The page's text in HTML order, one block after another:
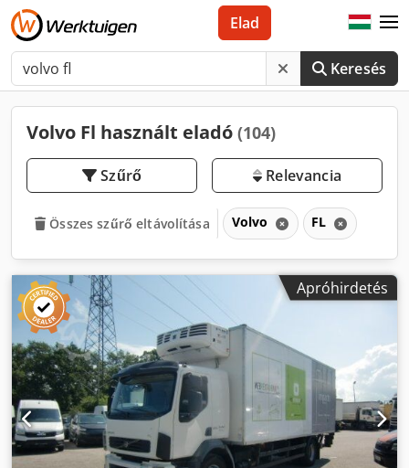
Keresés
Elad
Volvo Fl használt eladó (104)
Szűrő Relevancia
Összes szűrő eltávolítása Volvo FL
Apróhirdetés